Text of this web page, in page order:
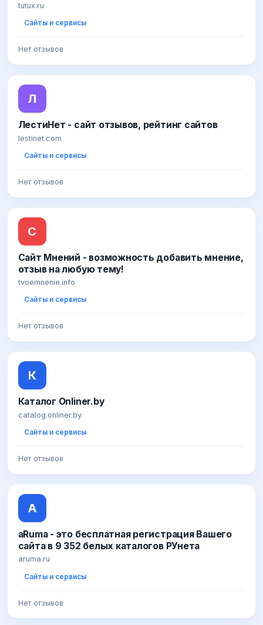
tutux.ru
Сайты и сервисы
Нет отзывов
Л
ЛестиНет - сайт отзывов, рейтинг сайтов
lestinet.com
Сайты и сервисы
Нет отзывов
С
Сайт Мнений - возможность добавить мнение,
отзыв на любую тему!
tvoemnenie.info
Сайты и сервисы
Нет отзывов
К
Каталог Onliner.by
catalog.onliner.by
Сайты и сервисы
Нет отзывов
A
aRuma - это бесплатная регистрация Вашего
сайта в 9 352 белых каталогов РУнета
aruma.ru
Сайты и сервисы
Нет отзывов